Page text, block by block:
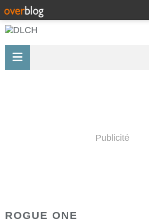
Publicité
ROGUE ONE